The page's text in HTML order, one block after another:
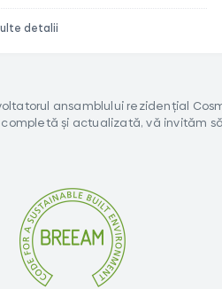
detalii
ansamblului rezidențial
și actualizată, vă invităm